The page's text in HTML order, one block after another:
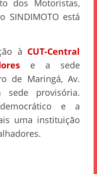
dos Motoristas,
SINDIMOTO está
à CUT-Central
e a sede
de Maringá, Av.
sede provisória.
e a
uma instituição
s.